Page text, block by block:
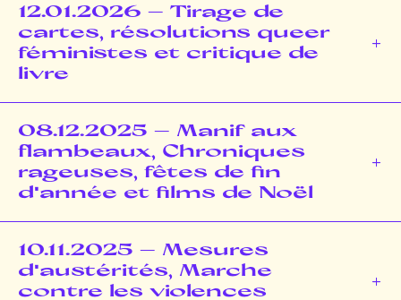
12.01.2026 – Tirage de
cartes, résolutions queer
féministes et critique de
livre
08.12.2025 – Manif aux
flambeaux, Chroniques
rageuses, fêtes de fin
d'année et films de Noël
10.11.2025 – Mesures
d'austérités, Marche
contre les violences